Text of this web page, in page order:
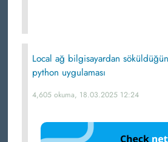
Local ağ bilgisayardan
python uygulaması
4,605 okuma, 18.03.2025 12:24